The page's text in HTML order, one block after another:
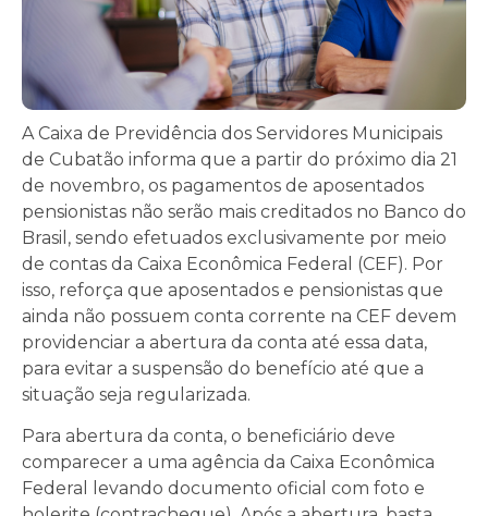
A Caixa de Previdência dos Servidores Municipais
de Cubatão informa que a partir do próximo dia 21
de novembro, os pagamentos de aposentados
pensionistas não serão mais creditados no Banco do
Brasil, sendo efetuados exclusivamente por meio
de contas da Caixa Econômica Federal (CEF). Por
isso, reforça que aposentados e pensionistas que
ainda não possuem conta corrente na CEF devem
providenciar a abertura da conta até essa data,
para evitar a suspensão do benefício até que a
situação seja regularizada.
Para abertura da conta, o beneficiário deve
comparecer a uma agência da Caixa Econômica
Federal levando documento oficial com foto e